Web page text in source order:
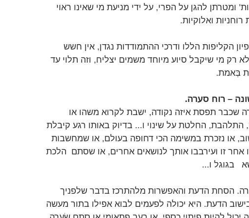
ומטרתן להגן על הפרי, על ידי מניעת מי שאינו ראוי
ואלוקיות.
הקליפות הללו ודרכי ההתמודדות נגדן, אין חשש
רק מי שיקבל סיוע מיוחד משמים יצליח, וזה תלוי עד
בְּאמת.
– רוח סערה.
שכבר תפסת איזה נקודה, ישבת לקרוא משהו או
התלהבת, החלטת על שינוי ו... בדיוק באותו רגע קיבלת
או נזכרת במשימה הכי דחופה בעולם, או שמחשבות
אחר זו ועירבבו אותך לנושאים אחרים, או שסתם  הלכת
בגוגל ו...
הסחת הדעת והאפשרות מלהתרכז בדבר שלפניך
הדעת. היא יכולה לפעמים לבוא אפילו בתור מעשה